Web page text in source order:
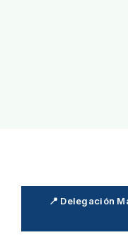
📍 Delegación